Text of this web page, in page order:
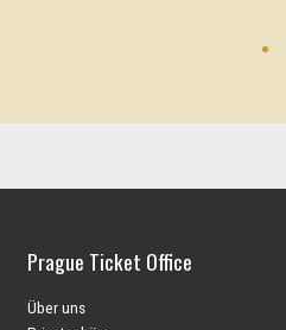
Prague Ticket Office
Über uns